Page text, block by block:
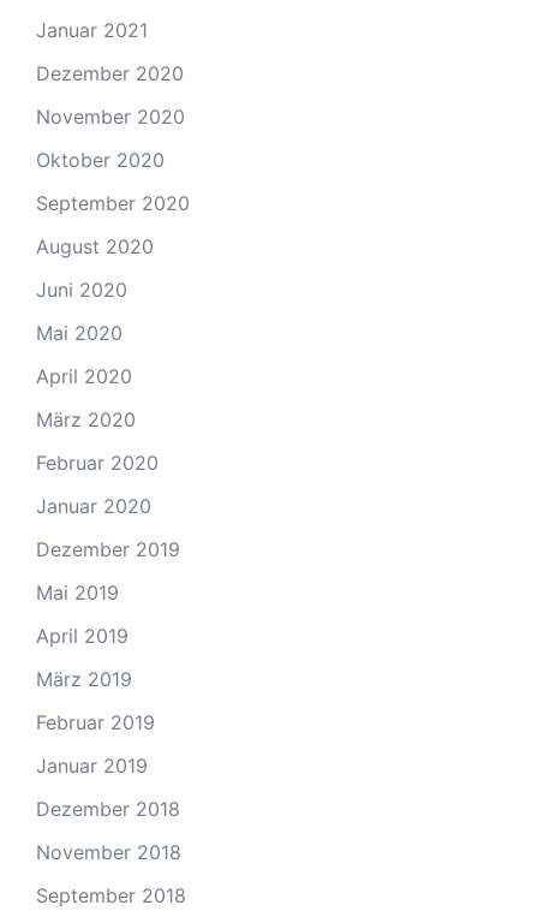
Januar 2021
Dezember 2020
November 2020
Oktober 2020
September 2020
August 2020
Juni 2020
Mai 2020
April 2020
März 2020
Februar 2020
Januar 2020
Dezember 2019
Mai 2019
April 2019
März 2019
Februar 2019
Januar 2019
Dezember 2018
November 2018
September 2018